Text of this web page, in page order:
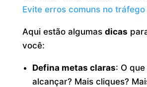
Evite erros comuns no
Aqui estão algumas dicas
você:
Defina metas claras: O
alcançar? Mais cliques?